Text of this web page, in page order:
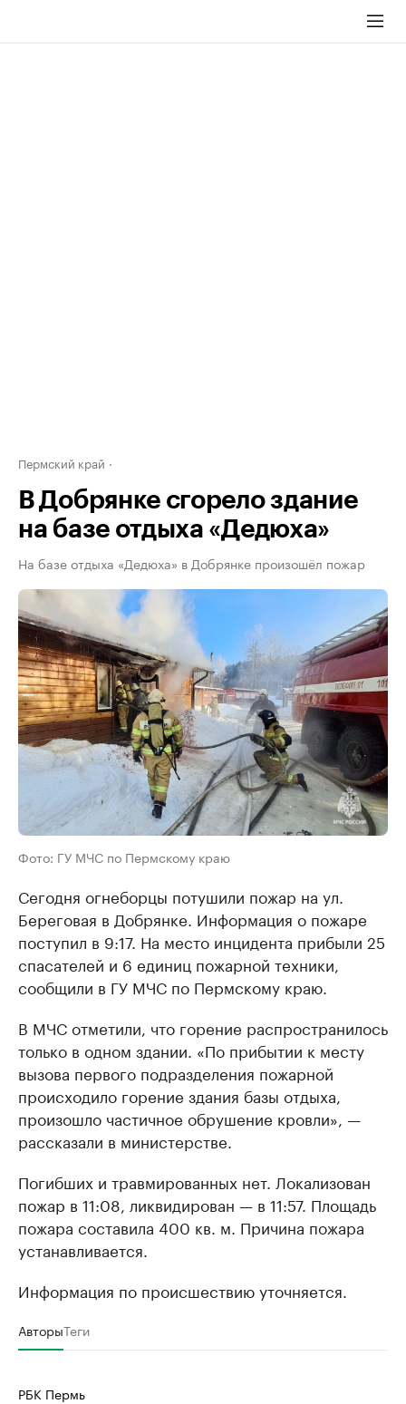
Пермский край
В Добрянке сгорело здание
на базе отдыха «Дедюха»
На базе отдыха «Дедюха» в Добрянке произошёл пожар
Фото: ГУ МЧС по Пермскому краю
Сегодня огнеборцы потушили пожар на ул.
Береговая в Добрянке. Информация о пожаре
поступил в 9:17. На место инцидента прибыли 25
спасателей и 6 единиц пожарной техники,
сообщили в ГУ МЧС по Пермскому краю.
В МЧС отметили, что горение распространилось
только в одном здании. «По прибытии к месту
вызова первого подразделения пожарной
происходило горение здания базы отдыха,
произошло частичное обрушение кровли», —
рассказали в министерстве.
Погибших и травмированных нет. Локализован
пожар в 11:08, ликвидирован — в 11:57. Площадь
пожара составила 400 кв. м. Причина пожара
устанавливается.
Информация по происшествию уточняется.
АвторыТеги
РБК Пермь